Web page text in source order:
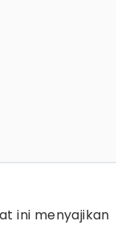
ini menyajikan